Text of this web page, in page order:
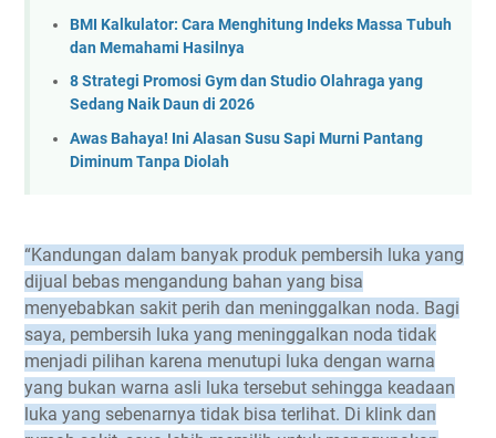
BMI Kalkulator: Cara Menghitung Indeks Massa Tubuh
dan Memahami Hasilnya
8 Strategi Promosi Gym dan Studio Olahraga yang
Sedang Naik Daun di 2026
Awas Bahaya! Ini Alasan Susu Sapi Murni Pantang
Diminum Tanpa Diolah
“Kandungan dalam banyak produk pembersih luka yang
dijual bebas mengandung bahan yang bisa
menyebabkan sakit perih dan meninggalkan noda. Bagi
saya, pembersih luka yang meninggalkan noda tidak
menjadi pilihan karena menutupi luka dengan warna
yang bukan warna asli luka tersebut sehingga keadaan
luka yang sebenarnya tidak bisa terlihat. Di klink dan